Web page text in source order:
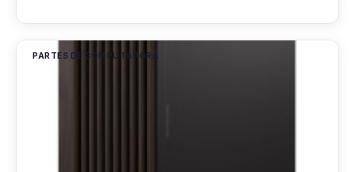
PARTES DE COMPUTADORA